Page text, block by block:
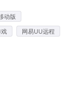
动版
网易UU远程